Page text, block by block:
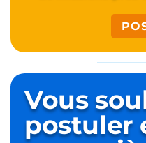
Vous
de vie ?
Rejoignez une
d’un planning